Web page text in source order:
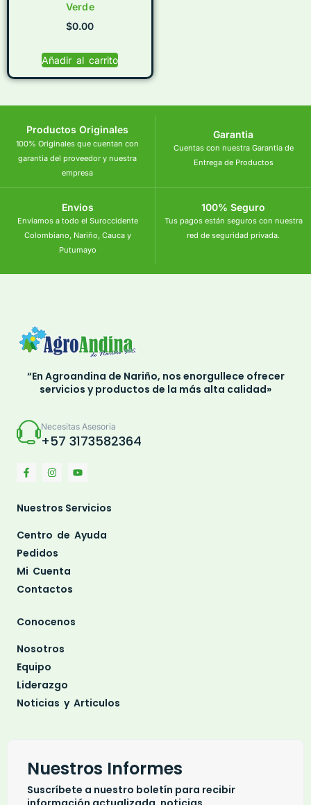
Verde
$0.00
Añadir al carrito
Productos Originales
100% Originales que cuentan con
garantia del proveedor y nuestra
empresa
Garantia
Cuentas con nuestra Garantia de
Entrega de Productos
Envios
Enviamos a todo el Suroccidente
Colombiano, Nariño, Cauca y
Putumayo
100% Seguro
Tus pagos están seguros con nuestra
red de seguridad privada.
“En Agroandina de Nariño, nos enorgullece ofrecer
servicios y productos de la más alta calidad»
Necesitas Asesoria
+57 3173582364
Nuestros Servicios
Centro de Ayuda
Pedidos
Mi Cuenta
Contactos
Conocenos
Nosotros
Equipo
Liderazgo
Noticias y Articulos
Nuestros Informes
Suscríbete a nuestro boletín para recibir